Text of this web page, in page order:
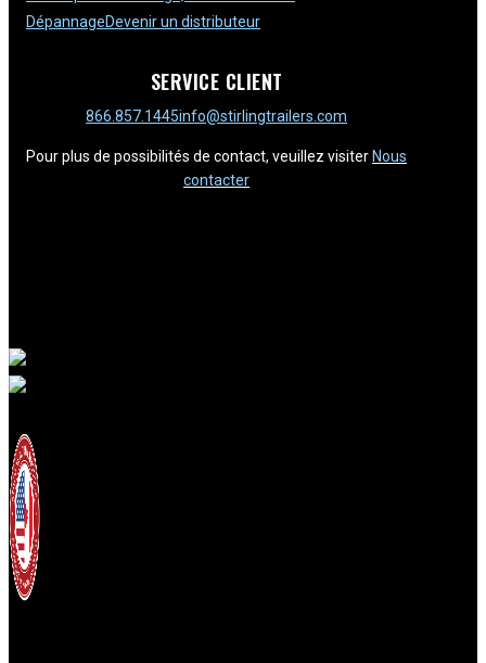
DépannageDevenir un distributeur
SERVICE CLIENT
866.857.1445info@stirlingtrailers.com
Pour plus de possibilités de contact, veuillez visiter Nous
contacter